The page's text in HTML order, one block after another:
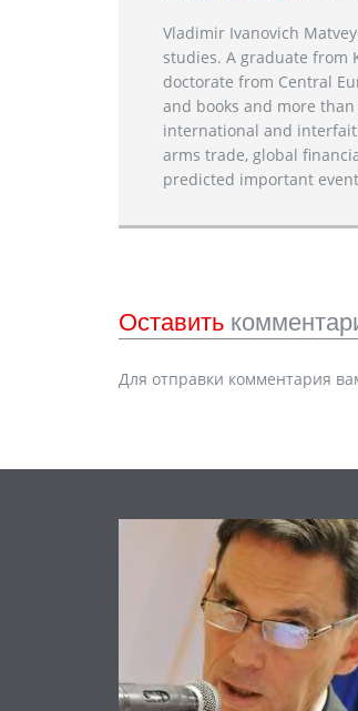
Vladimir Ivanovich
studies. A graduate from
doctorate from Central
and books and more
international and
arms trade, global
predicted important
Оставить
Для отправки комментария